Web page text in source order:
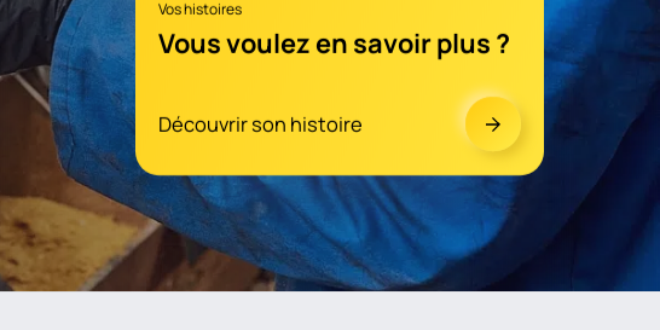
Vos histoires
Vous voulez en savoir plus ?
Découvrir son histoire